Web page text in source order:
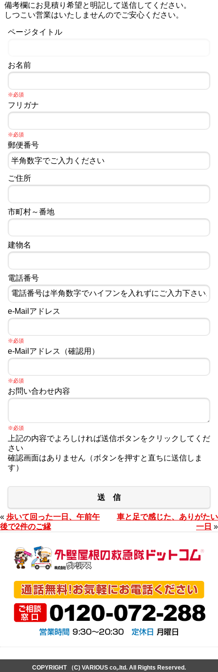
備考欄にお見積り希望と明記して送信してください。
しつこい営業はいたしませんのでご安心ください。
ページタイトル
お名前
※必須
フリガナ
※必須
郵便番号
ご住所
市町村～番地
建物名
電話番号
e-Mailアドレス
※必須
e-Mailアドレス（確認用）
※必須
お問い合わせ内容
※必須
上記の内容でよろしければ送信ボタンをクリックしてくだ
さい
確認画面はありません（ボタンを押すと直ちに送信しま
す）
送 信
« 歩いて回った一日、午前午
後で2件のご縁
車と足で感じた、ありがたい
一日 »
COPYRIGHT （C) VARIOUS co,.ltd. All Rights Reserved.